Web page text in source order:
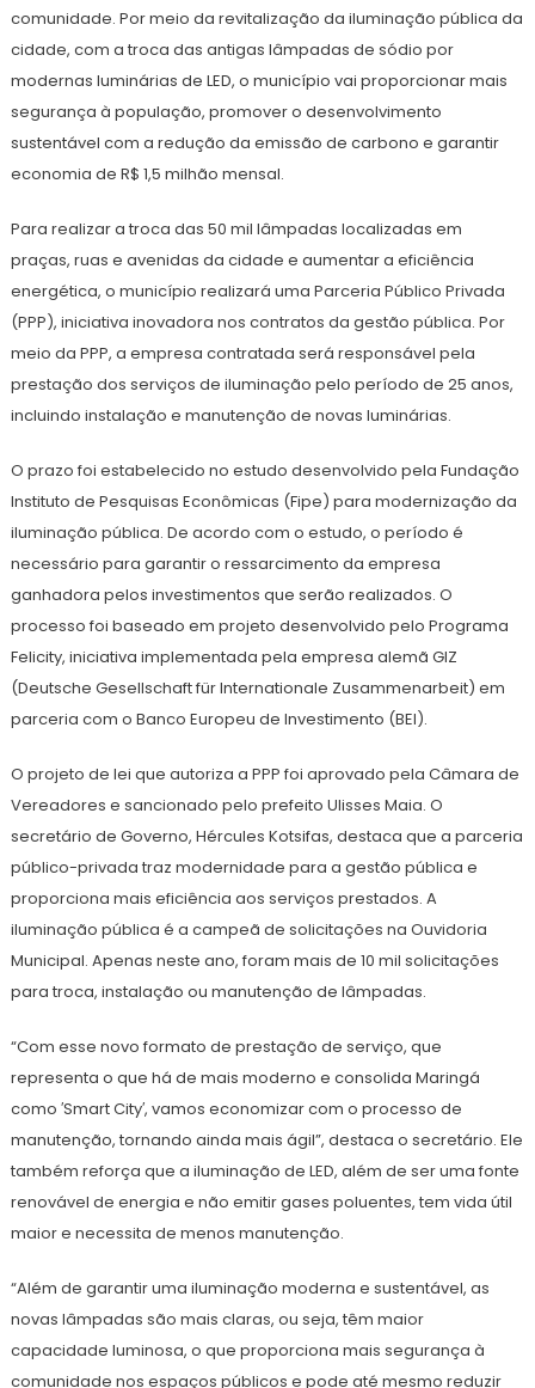
comunidade. Por meio da revitalização da iluminação pública da
cidade, com a troca das antigas lâmpadas de sódio por
modernas luminárias de LED, o município vai proporcionar mais
segurança à população, promover o desenvolvimento
sustentável com a redução da emissão de carbono e garantir
economia de R$ 1,5 milhão mensal.
Para realizar a troca das 50 mil lâmpadas localizadas em
praças, ruas e avenidas da cidade e aumentar a eficiência
energética, o município realizará uma Parceria Público Privada
(PPP), iniciativa inovadora nos contratos da gestão pública. Por
meio da PPP, a empresa contratada será responsável pela
prestação dos serviços de iluminação pelo período de 25 anos,
incluindo instalação e manutenção de novas luminárias.
O prazo foi estabelecido no estudo desenvolvido pela Fundação
Instituto de Pesquisas Econômicas (Fipe) para modernização da
iluminação pública. De acordo com o estudo, o período é
necessário para garantir o ressarcimento da empresa
ganhadora pelos investimentos que serão realizados. O
processo foi baseado em projeto desenvolvido pelo Programa
Felicity, iniciativa implementada pela empresa alemã GIZ
(Deutsche Gesellschaft für Internationale Zusammenarbeit) em
parceria com o Banco Europeu de Investimento (BEI).
O projeto de lei que autoriza a PPP foi aprovado pela Câmara de
Vereadores e sancionado pelo prefeito Ulisses Maia. O
secretário de Governo, Hércules Kotsifas, destaca que a parceria
público-privada traz modernidade para a gestão pública e
proporciona mais eficiência aos serviços prestados. A
iluminação pública é a campeã de solicitações na Ouvidoria
Municipal. Apenas neste ano, foram mais de 10 mil solicitações
para troca, instalação ou manutenção de lâmpadas.
“Com esse novo formato de prestação de serviço, que
representa o que há de mais moderno e consolida Maringá
como ′Smart City′, vamos economizar com o processo de
manutenção, tornando ainda mais ágil”, destaca o secretário. Ele
também reforça que a iluminação de LED, além de ser uma fonte
renovável de energia e não emitir gases poluentes, tem vida útil
maior e necessita de menos manutenção.
“Além de garantir uma iluminação moderna e sustentável, as
novas lâmpadas são mais claras, ou seja, têm maior
capacidade luminosa, o que proporciona mais segurança à
comunidade nos espaços públicos e pode até mesmo reduzir